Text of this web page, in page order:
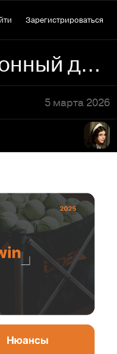
Зарегистрироваться
Коммуникационный дизайн для школы тенниса TennisWin
5 марта 2026